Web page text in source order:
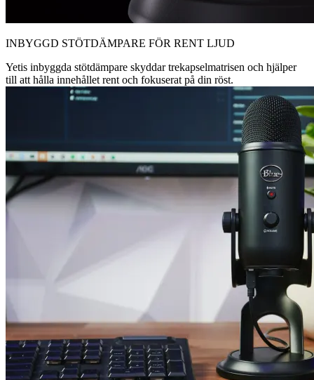
INBYGGD STÖTDÄMPARE FÖR RENT LJUD
Yetis inbyggda stötdämpare skyddar trekapselmatrisen och hjälper
till att hålla innehållet rent och fokuserat på din röst.